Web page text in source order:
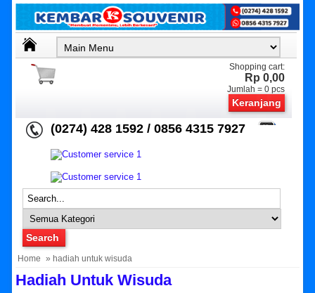
Shopping cart:
Rp 0,00
Jumlah =0 pcs
Keranjang
(0274) 428 1592 / 0856 4315 7927
Home » hadiah untuk wisuda
Hadiah Untuk Wisuda